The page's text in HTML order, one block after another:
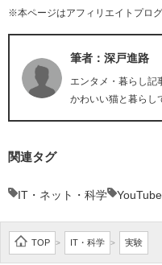
※本ページはアフィリエイトプロ
筆者：深戸進路
エンタメ・暮らし記
かわいい猫と暮らし
関連タグ
IT・ネット・科学
TOP > IT・科学 > 実験